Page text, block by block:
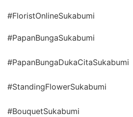
#FloristOnlineSukabumi
#PapanBungaSukabumi
#PapanBungaDukaCitaSukabumi
#StandingFlowerSukabumi
#BouquetSukabumi